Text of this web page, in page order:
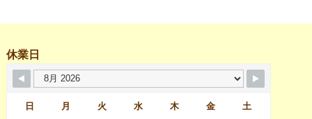
休業日
日 月 火 水 木 金 土